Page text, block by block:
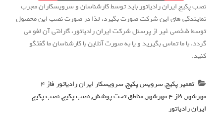
نصب پکیج ایران رادیاتور باید توسط کارشناسان و سرویسکاران مجرب
نمایندگی های این شرکت صورت بگیرد، لذا در صورت نصب این محصول
توسط شخصی غیر از پرسنل شرکت ایران رادیاتور، گارانتی آن لغو می
گردد. با ما تماس بگیرید و یا به صورت آنلاین با کارشناسان ما گفتگو
کنید.
تعمیر پکیج,سرویس پکیج,
سرویسکار ایران رادیاتور فاز 4
مهرشهر,فاز 4 مهرشهر ,مناطق تحت پوشش,نصب پکیج,نصب پکیج
ایران رادیاتور